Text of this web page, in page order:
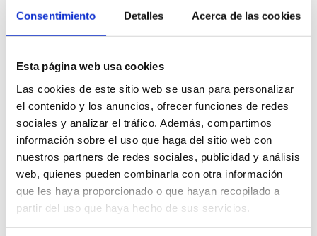
Consentimiento Detalles Acerca de las cookies
Esta página web usa cookies
Las cookies de este sitio web se usan para personalizar
el contenido y los anuncios, ofrecer funciones de redes
sociales y analizar el tráfico. Además, compartimos
información sobre el uso que haga del sitio web con
nuestros partners de redes sociales, publicidad y análisis
web, quienes pueden combinarla con otra información
que les haya proporcionado o que hayan recopilado a
partir del uso que haya hecho de sus servicios.